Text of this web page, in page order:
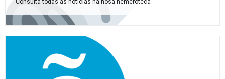
Consulta todas as noticias na nosa hemeroteca